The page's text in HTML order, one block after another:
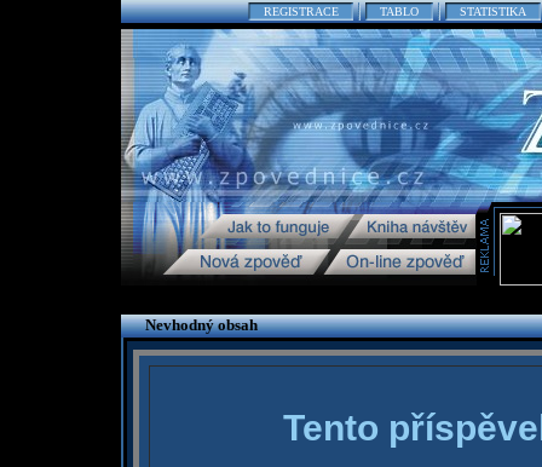
REGISTRACE TABLO STATISTIKA
Nevhodný obsah
Tento